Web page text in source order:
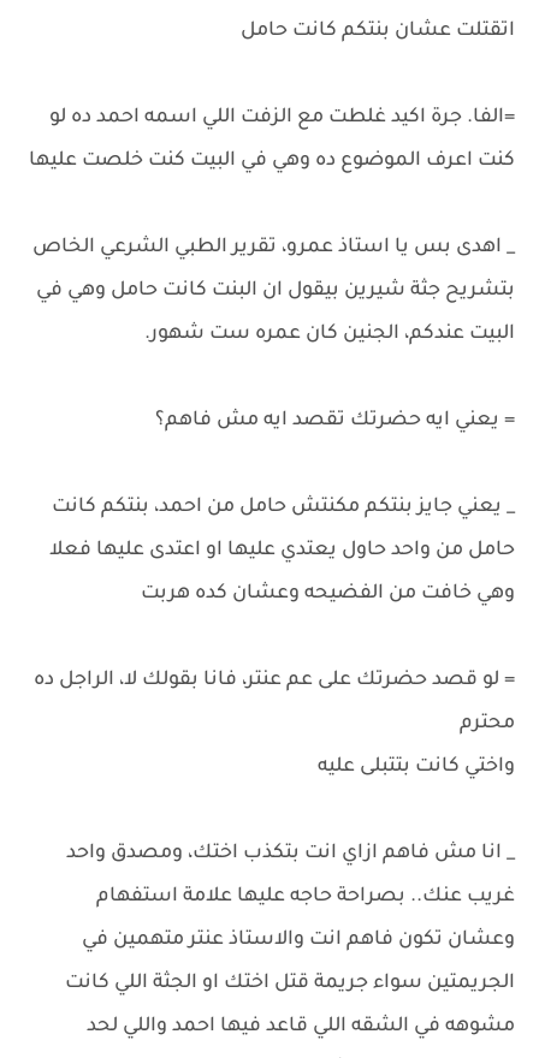
اتقتلت عشان بنتكم كانت حامل
=الفا. جرة اكيد غلطت مع الزفت اللي اسمه احمد ده لو
كنت اعرف الموضوع ده وهي في البيت كنت خلصت عليها
_ اهدى بس يا استاذ عمرو، تقرير الطبي الشرعي الخاص
بتشريح جثة شيرين بيقول ان البنت كانت حامل وهي في
البيت عندكم، الجنين كان عمره ست شهور.
= يعني ايه حضرتك تقصد ايه مش فاهم؟
_ يعني جايز بنتكم مكنتش حامل من احمد، بنتكم كانت
حامل من واحد حاول يعتدي عليها او اعتدى عليها فعلا
وهي خافت من الفضيحه وعشان كده هربت
= لو قصد حضرتك على عم عنتر، فانا بقولك لا، الراجل ده
محترم
واختي كانت بتتبلى عليه
_ انا مش فاهم ازاي انت بتكذب اختك، ومصدق واحد
غريب عنك.. بصراحة حاجه عليها علامة استفهام
وعشان تكون فاهم انت والاستاذ عنتر متهمين في
الجريمتين سواء جريمة قتل اختك او الجثة اللي كانت
مشوهه في الشقه اللي قاعد فيها احمد واللي لحد